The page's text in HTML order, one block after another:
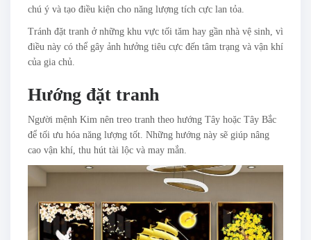
chú ý và tạo điều kiện cho năng lượng tích cực lan tỏa.
Tránh đặt tranh ở những khu vực tối tăm hay gần nhà vệ sinh, vì
điều này có thể gây ảnh hưởng tiêu cực đến tâm trạng và vận khí
của gia chủ.
Hướng đặt tranh
Người mệnh Kim nên treo tranh theo hướng Tây hoặc Tây Bắc
để tối ưu hóa năng lượng tốt. Những hướng này sẽ giúp nâng
cao vận khí, thu hút tài lộc và may mắn.